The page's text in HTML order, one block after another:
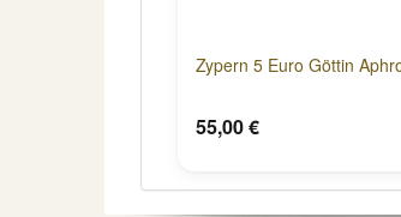
Zypern 5 Euro Göttin
55,00 €